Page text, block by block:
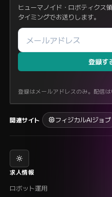
ヒューマノイド・ロボティクス
タイミングでお送りします。
登録す
登録はメールアドレスのみ。配信は
関連サイト フィジカルAIジョブ
求人情報
ロボット運用